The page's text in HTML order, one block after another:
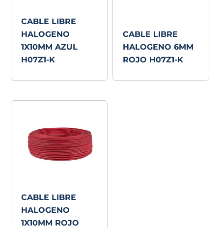
CABLE LIBRE
HALOGENO
1X10MM AZUL
H07Z1-K
CABLE LIBRE
HALOGENO 6MM
ROJO H07Z1-K
CABLE LIBRE
HALOGENO
1X10MM ROJO